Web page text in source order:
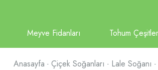
Anasayfa Çiçek Soğanları Lale Soğanı